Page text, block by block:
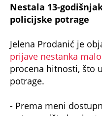
Nestala 13-
policijske potrage
Jelena Prodanić je
prijave nestanka
procena hitnosti, što
potrage.
- Prema meni